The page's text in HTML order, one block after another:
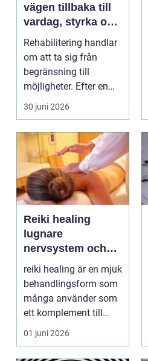
vägen tillbaka till
vardag, styrka och
balans
Rehabilitering handlar
om att ta sig från
begränsning till
möjligheter. Efter en
skada, sjukdom elle...
30 juni 2026
Reiki healing
lugnare
nervsystem och
mer balans i
vardagen
reiki healing är en mjuk
behandlingsform som
många använder som
ett komplement till
annan vård. Foku...
01 juni 2026